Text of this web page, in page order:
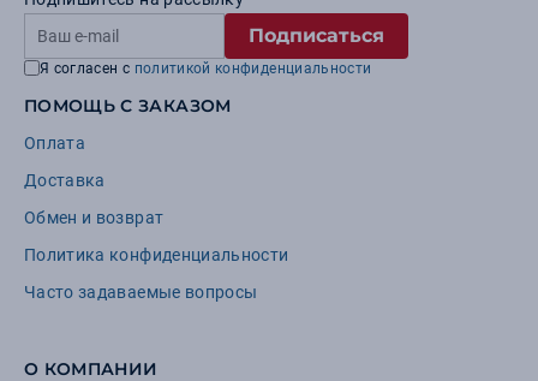
Подписаться
Я согласен с политикой конфиденциальности
ПОМОЩЬ С ЗАКАЗОМ
Оплата
Доставка
Обмен и возврат
Политика конфиденциальности
Часто задаваемые вопросы
О КОМПАНИИ